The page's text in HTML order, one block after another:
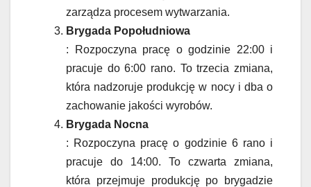
zarządza procesem wytwarzania.
Brygada Popołudniowa
: Rozpoczyna pracę o godzinie 22:00 i
pracuje do 6:00 rano. To trzecia zmiana,
która nadzoruje produkcję w nocy i dba o
zachowanie jakości wyrobów.
Brygada Nocna
: Rozpoczyna pracę o godzinie 6 rano i
pracuje do 14:00. To czwarta zmiana,
która przejmuje produkcję po brygadzie